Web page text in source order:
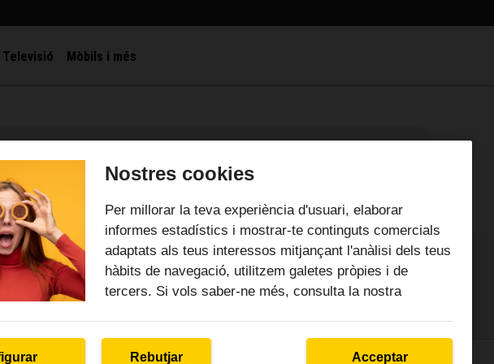
Televisió Mòbils i més
Internet
puc connectar a la meva xarxa wifi?
Nostres cookies
Per millorar la teva experiència d'usuari, elaborar
informes estadístics i mostrar-te continguts comercials
adaptats als teus interessos mitjançant l'anàlisi dels teus
hàbits de navegació, utilitzem galetes pròpies i de
tercers. Si vols saber-ne més, consulta la nostra
Rebutjar Acceptar